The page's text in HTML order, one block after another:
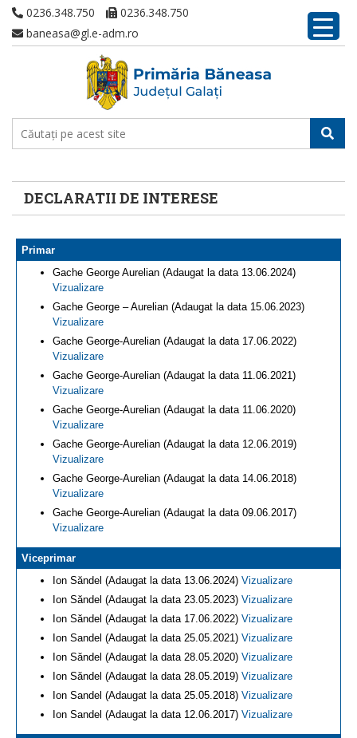
0236.348.750
0236.348.750
baneasa@gl.e-adm.ro
DECLARATII DE INTERESE
Primar
Gache George Aurelian (Adaugat la data 13.06.2024)
Vizualizare
Gache George – Aurelian (Adaugat la data 15.06.2023)
Vizualizare
Gache George-Aurelian (Adaugat la data 17.06.2022)
Vizualizare
Gache George-Aurelian (Adaugat la data 11.06.2021)
Vizualizare
Gache George-Aurelian (Adaugat la data 11.06.2020)
Vizualizare
Gache George-Aurelian (Adaugat la data 12.06.2019)
Vizualizare
Gache George-Aurelian (Adaugat la data 14.06.2018)
Vizualizare
Gache George-Aurelian (Adaugat la data 09.06.2017)
Vizualizare
Viceprimar
Ion Săndel (Adaugat la data 13.06.2024) Vizualizare
Ion Săndel (Adaugat la data 23.05.2023) Vizualizare
Ion Săndel (Adaugat la data 17.06.2022) Vizualizare
Ion Sandel (Adaugat la data 25.05.2021) Vizualizare
Ion Săndel (Adaugat la data 28.05.2020) Vizualizare
Ion Săndel (Adaugat la data 28.05.2019) Vizualizare
Ion Sandel (Adaugat la data 25.05.2018) Vizualizare
Ion Sandel (Adaugat la data 12.06.2017) Vizualizare